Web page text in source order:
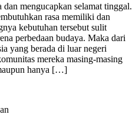
mengucapkan selamat tinggal.
rasa memiliki dan
kebutuhan tersebut sulit
perbedaan budaya. Maka dari
yang berada di luar negeri
mereka masing-masing
hanya […]